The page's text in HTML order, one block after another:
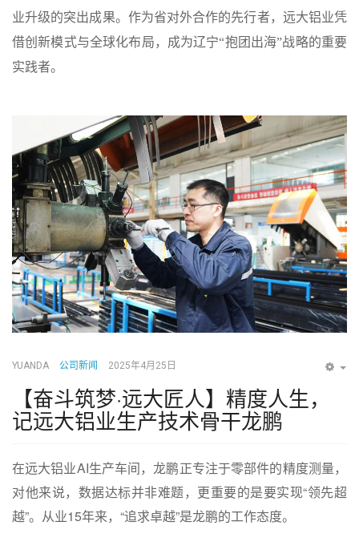
业升级的突出成果。作为省对外合作的先行者 ，远大铝业凭
借创新模式与全球化布局，成为辽宁“抱团出海”战略的重要
实践者。
YUANDA 公司新闻 2025年4月25日
【奋斗筑梦·远大匠人】精度人生，
记远大铝业生产技术骨干龙鹏
在远大铝业AI生产车间，龙鹏正专注于零部件的精度测量，
对他来说，数据达标并非难题，更重要的是要实现“领先超
越”。从业15年来，“追求卓越”是龙鹏的工作态度。